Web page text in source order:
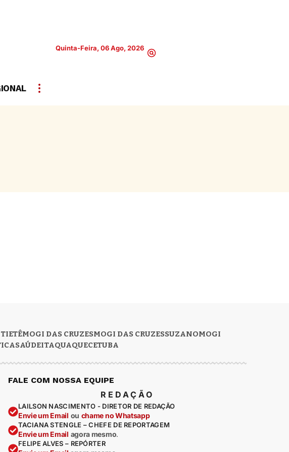
Quinta-Feira, 06 Ago, 2026
MOGI DAS CRUZESMOGI DAS CRUZESSUZANOMOGI
SAÚDEITAQUAQUECETUBA
FALE COM NOSSA EQUIPE
REDAÇÃO
LAILSON NASCIMENTO - DIRETOR DE REDAÇÃO
Envie um Email ou chame no Whatsapp
TACIANA STENGLE – CHEFE DE REPORTAGEM
Envie um Email agora mesmo.
FELIPE ALVES – REPÓRTER